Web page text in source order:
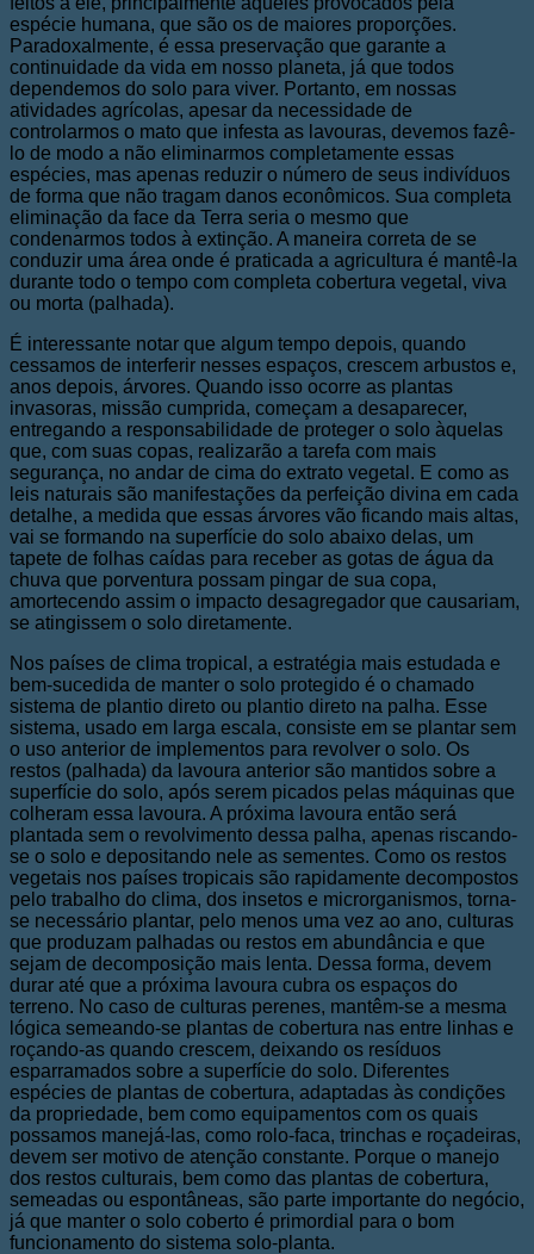
espécie humana, que são os de maiores proporções.
Paradoxalmente, é essa preservação que garante a
continuidade da vida em nosso planeta, já que todos
dependemos do solo para viver. Portanto, em nossas
atividades agrícolas, apesar da necessidade de
controlarmos o mato que infesta as lavouras, devemos fazê-
lo de modo a não eliminarmos completamente essas
espécies, mas apenas reduzir o número de seus indivíduos
de forma que não tragam danos econômicos. Sua completa
eliminação da face da Terra seria o mesmo que
condenarmos todos à extinção. A maneira correta de se
conduzir uma área onde é praticada a agricultura é mantê-la
durante todo o tempo com completa cobertura vegetal, viva
ou morta (palhada).
É interessante notar que algum tempo depois, quando
cessamos de interferir nesses espaços, crescem arbustos e,
anos depois, árvores. Quando isso ocorre as plantas
invasoras, missão cumprida, começam a desaparecer,
entregando a responsabilidade de proteger o solo àquelas
que, com suas copas, realizarão a tarefa com mais
segurança, no andar de cima do extrato vegetal. E como as
leis naturais são manifestações da perfeição divina em cada
detalhe, a medida que essas árvores vão ficando mais altas,
vai se formando na superfície do solo abaixo delas, um
tapete de folhas caídas para receber as gotas de água da
chuva que porventura possam pingar de sua copa,
amortecendo assim o impacto desagregador que causariam,
se atingissem o solo diretamente.
Nos países de clima tropical, a estratégia mais estudada e
bem-sucedida de manter o solo protegido é o chamado
sistema de plantio direto ou plantio direto na palha. Esse
sistema, usado em larga escala, consiste em se plantar sem
o uso anterior de implementos para revolver o solo. Os
restos (palhada) da lavoura anterior são mantidos sobre a
superfície do solo, após serem picados pelas máquinas que
colheram essa lavoura. A próxima lavoura então será
plantada sem o revolvimento dessa palha, apenas riscando-
se o solo e depositando nele as sementes. Como os restos
vegetais nos países tropicais são rapidamente decompostos
pelo trabalho do clima, dos insetos e microrganismos, torna-
se necessário plantar, pelo menos uma vez ao ano, culturas
que produzam palhadas ou restos em abundância e que
sejam de decomposição mais lenta. Dessa forma, devem
durar até que a próxima lavoura cubra os espaços do
terreno. No caso de culturas perenes, mantêm-se a mesma
lógica semeando-se plantas de cobertura nas entre linhas e
roçando-as quando crescem, deixando os resíduos
esparramados sobre a superfície do solo. Diferentes
espécies de plantas de cobertura, adaptadas às condições
da propriedade, bem como equipamentos com os quais
possamos manejá-las, como rolo-faca, trinchas e roçadeiras,
devem ser motivo de atenção constante. Porque o manejo
dos restos culturais, bem como das plantas de cobertura,
semeadas ou espontâneas, são parte importante do negócio,
já que manter o solo coberto é primordial para o bom
funcionamento do sistema solo-planta.